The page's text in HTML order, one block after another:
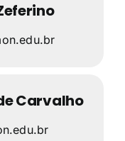
Carvalho